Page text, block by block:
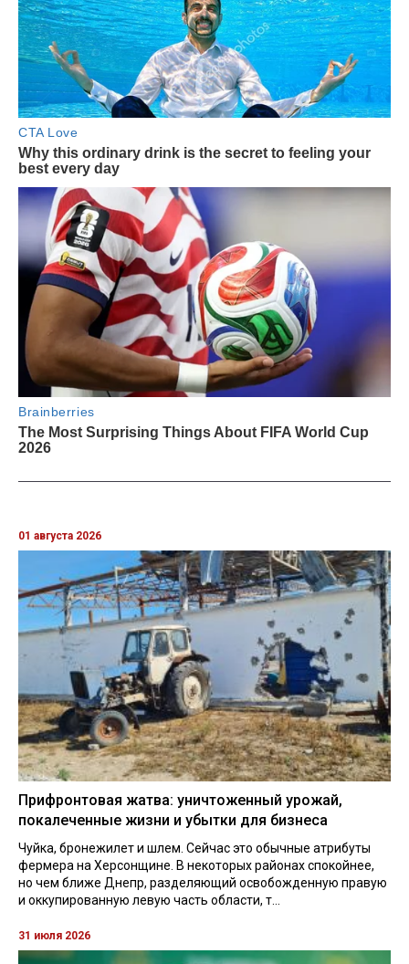
01 августа 2026
Прифронтовая жатва: уничтоженный урожай,
покалеченные жизни и убытки для бизнеса
Чуйка, бронежилет и шлем. Сейчас это обычные атрибуты
фермера на Херсонщине. В некоторых районах спокойнее,
но чем ближе Днепр, разделяющий освобожденную правую
и оккупированную левую часть области, т...
31 июля 2026